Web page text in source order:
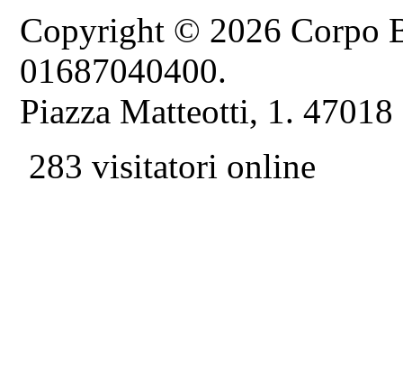
Copyright © 2026 Corpo
01687040400.
Piazza Matteotti, 1.
283 visitatori online